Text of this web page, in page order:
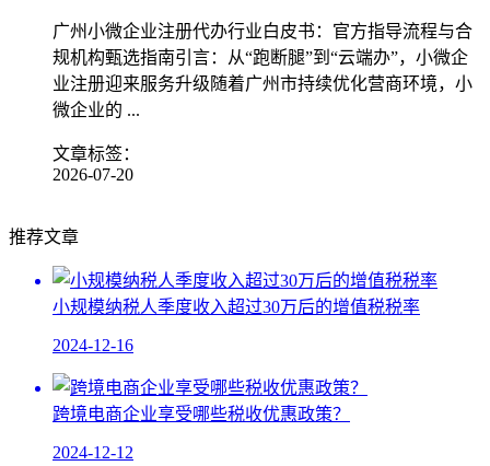
广州小微企业注册代办行业白皮书：官方指导流程与合
规机构甄选指南引言：从“跑断腿”到“云端办”，小微企
业注册迎来服务升级随着广州市持续优化营商环境，小
微企业的 ...
文章标签：
2026-07-20
推荐文章
小规模纳税人季度收入超过30万后的增值税税率
2024-12-16
跨境电商企业享受哪些税收优惠政策？
2024-12-12